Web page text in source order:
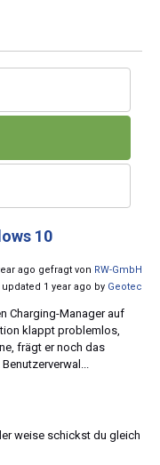
10
ago gefragt von RW-GmbH
updated 1 year ago by Geotec
Charging-Manager auf
klappt problemlos,
frägt er noch das
weise schickst du gleich